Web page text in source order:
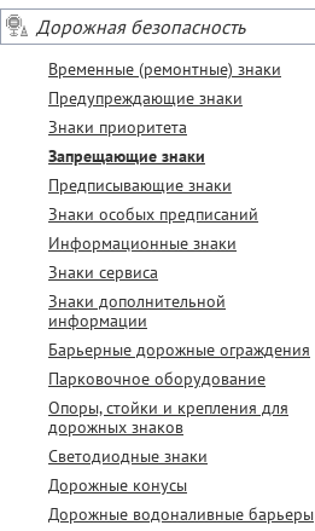
Дорожная безопасность
Временные (ремонтные) знаки
Предупреждающие знаки
Знаки приоритета
Запрещающие знаки
Предписывающие знаки
Знаки особых предписаний
Информационные знаки
Знаки сервиса
Знаки дополнительной
информации
Барьерные дорожные ограждения
Парковочное оборудование
Опоры, стойки и крепления для
дорожных знаков
Светодиодные знаки
Дорожные конусы
Дорожные водоналивные барьеры